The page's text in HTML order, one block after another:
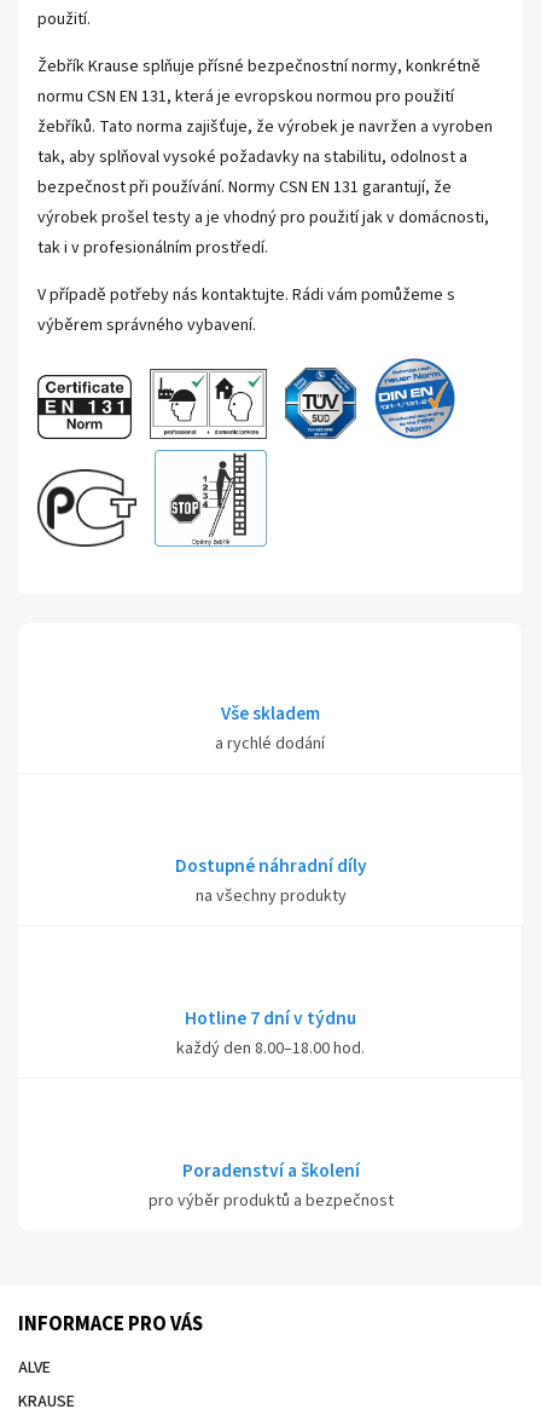
použití.
Žebřík Krause splňuje přísné bezpečnostní normy, konkrétně
normu CSN EN 131, která je evropskou normou pro použití
žebříků. Tato norma zajišťuje, že výrobek je navržen a vyroben
tak, aby splňoval vysoké požadavky na stabilitu, odolnost a
bezpečnost při používání. Normy CSN EN 131 garantují, že
výrobek prošel testy a je vhodný pro použití jak v domácnosti,
tak i v profesionálním prostředí.
V případě potřeby nás kontaktujte. Rádi vám pomůžeme s
výběrem správného vybavení.
Vše skladem
a rychlé dodání
Dostupné náhradní díly
na všechny produkty
Hotline 7 dní v týdnu
každý den 8.00–18.00 hod.
Poradenství a školení
pro výběr produktů a bezpečnost
INFORMACE PRO VÁS
ALVE
KRAUSE